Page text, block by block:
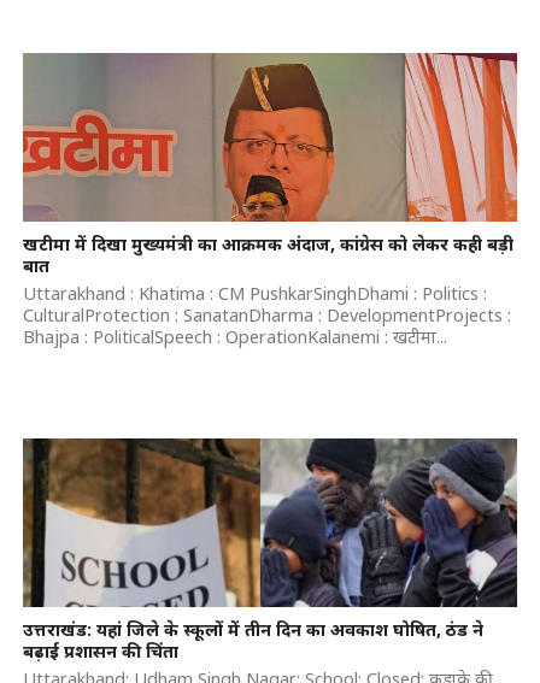
खटीमा में दिखा मुख्यमंत्री का आक्रमक अंदाज, कांग्रेस को लेकर कही बड़ी
बात
Uttarakhand : Khatima : CM PushkarSinghDhami : Politics :
CulturalProtection : SanatanDharma : DevelopmentProjects :
Bhajpa : PoliticalSpeech : OperationKalanemi : खटीमा...
उत्तराखंड: यहां जिले के स्कूलों में तीन दिन का अवकाश घोषित, ठंड ने
बढ़ाई प्रशासन की चिंता